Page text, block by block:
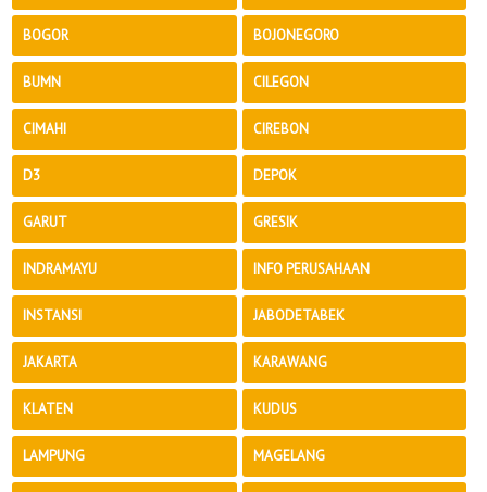
BOGOR BOJONEGORO
BUMN CILEGON
CIMAHI CIREBON
D3 DEPOK
GARUT GRESIK
INDRAMAYU INFO PERUSAHAAN
INSTANSI JABODETABEK
JAKARTA KARAWANG
KLATEN KUDUS
LAMPUNG MAGELANG